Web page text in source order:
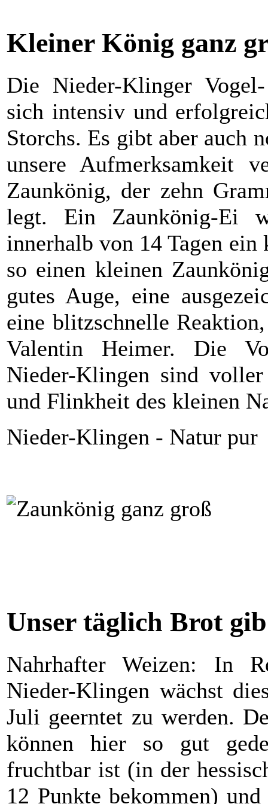
Kleiner König ganz
Die Nieder-Klinger
sich intensiv und
Storchs. Es gibt aber auch
unsere Aufmerksamkeit
Zaunkönig, der zehn
legt. Ein Zaunkönig-Ei
innerhalb von 14 Tagen
so einen kleinen
gutes Auge, eine
eine blitzschnelle
Valentin Heimer. Die
Nieder-Klingen sind
und Flinkheit des kleinen
Nieder-Klingen - Natur pur
Unser täglich Brot
Nahrhafter Weizen: In
Nieder-Klingen wächst
Juli geerntet zu werden.
können hier so gut
fruchtbar ist (in der
12 Punkte bekommen)